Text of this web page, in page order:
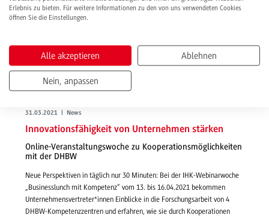
31.03.2021 | News
Innovationsfähigkeit von Unternehmen stärken
Online-Veranstaltungswoche zu Kooperationsmöglichkeiten
mit der DHBW
Neue Perspektiven in täglich nur 30 Minuten: Bei der IHK-Webinarwoche
„Businesslunch mit Kompetenz“ vom 13. bis 16.04.2021 bekommen
Unternehmensvertreter*innen Einblicke in die Forschungsarbeit von 4
DHBW-Kompetenzzentren und erfahren, wie sie durch Kooperationen
Erlebnis zu bieten. Für weitere Informationen zu den von uns verwendeten Cookies
öffnen Sie die Einstellungen.
Alle akzeptieren Ablehnen
Nein, anpassen